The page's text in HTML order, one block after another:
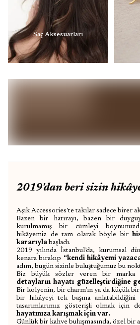
Saç Aksesuarları
2019'dan beri sizin
Aşık Accessories’te takılar sadece birer
Bazen bir hatırayı, bazen bir
kurulmamış bir cümleyi
hikâyemiz de tam olarak böyle bir
kararıyla başladı.
2019 yılında İstanbul’da, kurumsal
kenara bırakıp “kendi hikâyemi
adım, bugün sizinle buluştuğumuz bu
Biz büyük sözler veren bir marka
detayların hayatı güzelleştirdiğine
Bir kolyenin, bir charm’ın ya da küçük
bir hikâyeyi tek başına
tasarımlarımız gösterişli olmak için
hayatınıza karışmak için var.
Günlük bir kahve buluşmasında, özel bir